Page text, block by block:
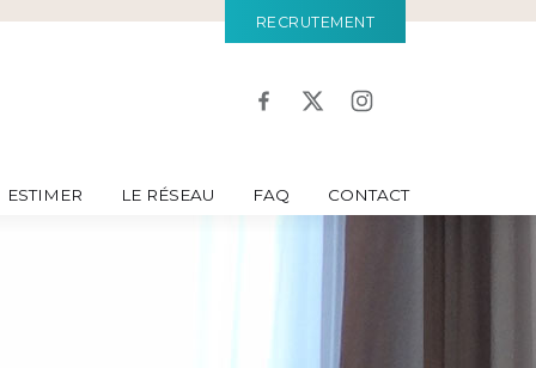
RECRUTEMENT
ESTIMER LE RÉSEAU FAQ CONTACT